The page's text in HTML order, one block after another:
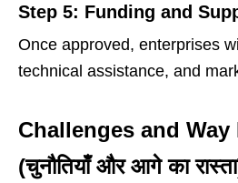
Step 5: Funding and
Once approved, enterprises
technical assistance, and
Challenges and Way
(चुनौतियाँ और आगे का